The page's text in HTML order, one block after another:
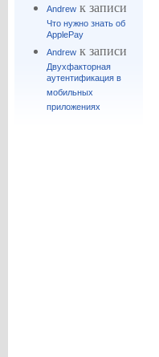
Andrewк записи
Что нужно знать об
ApplePay
Andrewк записи
Двухфакторная
аутентификация в
мобильных
приложениях